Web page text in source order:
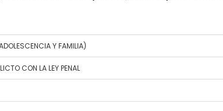
Y FAMILIA)
CON LA LEY PENAL